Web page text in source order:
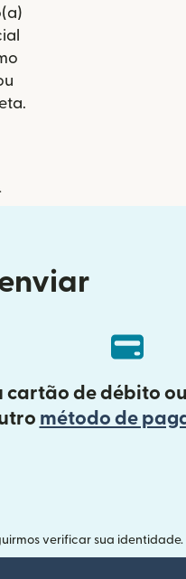
cartão de débito
método de
verificar sua identidade.